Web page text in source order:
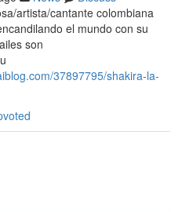
artista/cantante colombiana
el mundo con su
son
37897795/shakira-la-